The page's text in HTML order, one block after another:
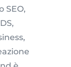
SEO,